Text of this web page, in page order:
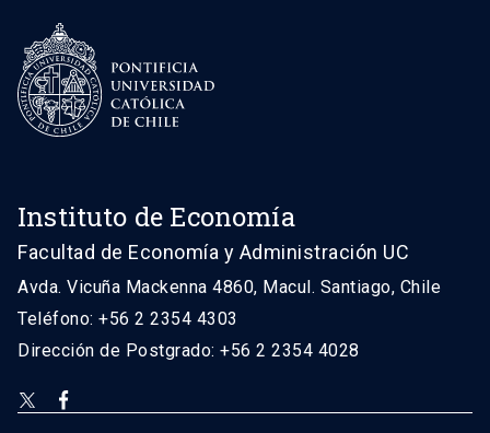
Instituto de Economía
Facultad de Economía y Administración UC
Avda. Vicuña Mackenna 4860, Macul. Santiago, Chile
Teléfono: +56 2 2354 4303
Dirección de Postgrado: +56 2 2354 4028